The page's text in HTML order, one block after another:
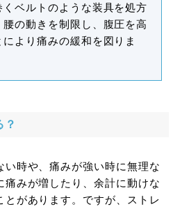
ベルトのような装具を処方
の動きを制限し、腹圧を高
より痛みの緩和を図りま
？
い時や、痛みが強い時に無理な
痛みが増したり、余計に動けな
とがあります。ですが、ストレ